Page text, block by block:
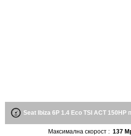
Seat Ibiza 6P 1.4 Eco TSI ACT 150HP
Максимална скорост : 137